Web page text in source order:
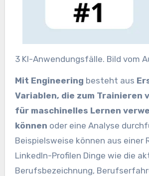
3 KI-Anwendungsfälle. Bild vom
Mit Engineering besteht aus
Variablen, die zum Trainieren
für maschinelles Lernen
können oder eine Analyse
Beispielsweise können aus einer
LinkedIn-Profilen Dinge wie die
Berufsbezeichnung,